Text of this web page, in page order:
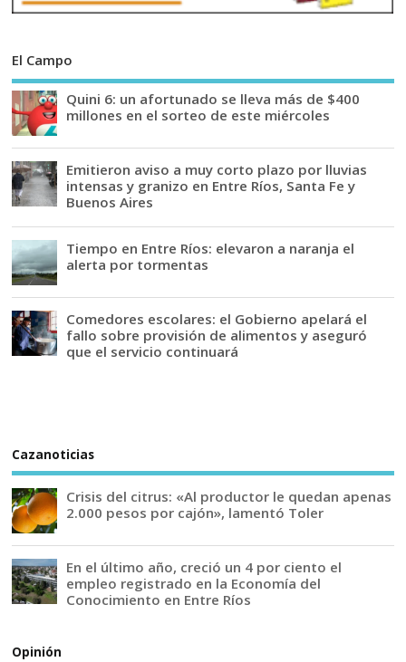
El Campo
Quini 6: un afortunado se lleva más de $400
millones en el sorteo de este miércoles
Emitieron aviso a muy corto plazo por lluvias
intensas y granizo en Entre Ríos, Santa Fe y
Buenos Aires
Tiempo en Entre Ríos: elevaron a naranja el
alerta por tormentas
Comedores escolares: el Gobierno apelará el
fallo sobre provisión de alimentos y aseguró
que el servicio continuará
Cazanoticias
Crisis del citrus: «Al productor le quedan apenas
2.000 pesos por cajón», lamentó Toler
En el último año, creció un 4 por ciento el
empleo registrado en la Economía del
Conocimiento en Entre Ríos
Opinión